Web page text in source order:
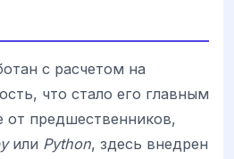
с расчетом на
что стало его главным
от предшественников,
или Python, здесь внедрен